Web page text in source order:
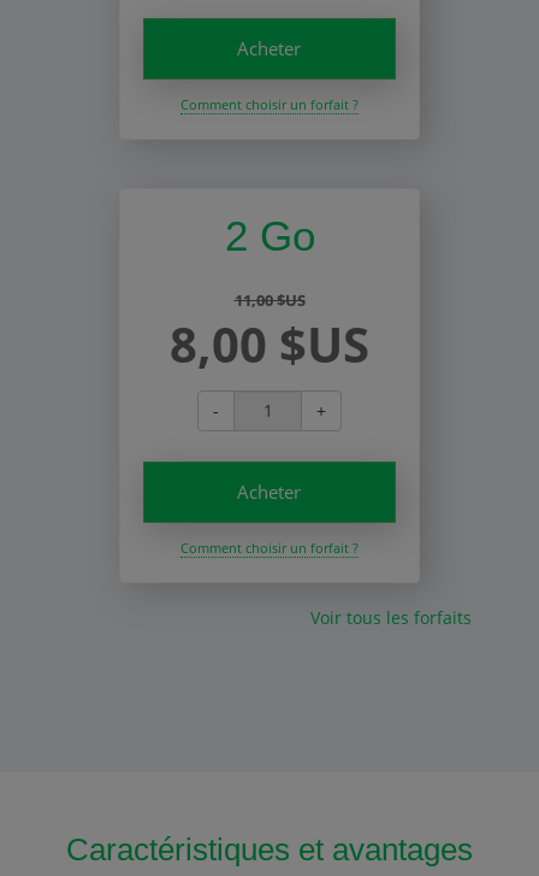
Acheter
Comment choisir un forfait ?
2 Go
11,00 $US
8,00 $US
- +
Acheter
Comment choisir un forfait ?
Voir tous les forfaits
Caractéristiques et avantages